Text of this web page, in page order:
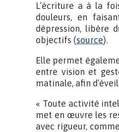
L’écriture a à la
douleurs, en
dépression, libère
objectifs (source).
Elle permet
entre vision et
matinale, afin
« Toute activité
met en œuvre les
avec rigueur,